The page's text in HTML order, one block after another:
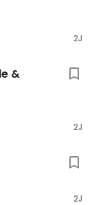
2J
&
2J
2J